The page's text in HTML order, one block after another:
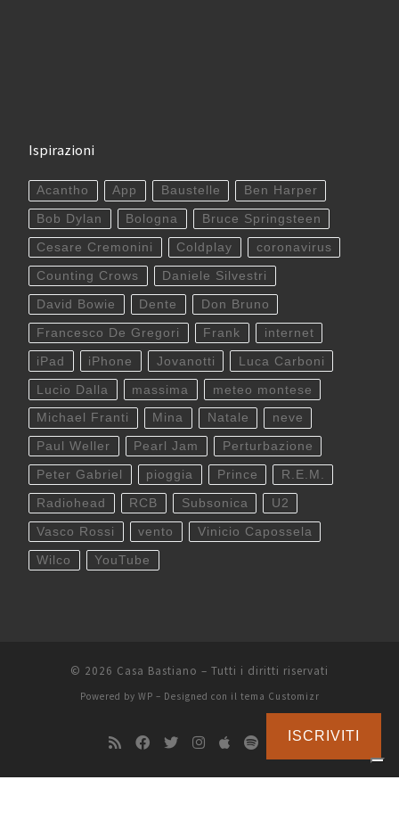
Ispirazioni
Acantho App Baustelle Ben Harper
Bob Dylan Bologna Bruce Springsteen
Cesare Cremonini Coldplay coronavirus
Counting Crows Daniele Silvestri
David Bowie Dente Don Bruno
Francesco De Gregori Frank internet
iPad iPhone Jovanotti Luca Carboni
Lucio Dalla massima meteo montese
Michael Franti Mina Natale neve
Paul Weller Pearl Jam Perturbazione
Peter Gabriel pioggia Prince R.E.M.
Radiohead RCB Subsonica U2
Vasco Rossi vento Vinicio Capossela
Wilco YouTube
© 2026 Casa Bastiano – Tutti i diritti riservati
Powered by WP – Designed con il tema Customizr
ISCRIVITI